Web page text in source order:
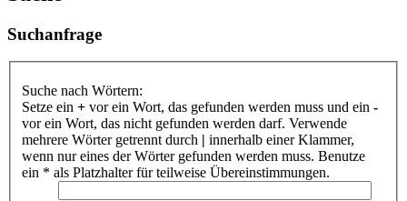
Suchanfrage
Suche nach Wörtern:
Setze ein + vor ein Wort, das gefunden werden muss und ein -
vor ein Wort, das nicht gefunden werden darf. Verwende
mehrere Wörter getrennt durch | innerhalb einer Klammer,
wenn nur eines der Wörter gefunden werden muss. Benutze
ein * als Platzhalter für teilweise Übereinstimmungen.